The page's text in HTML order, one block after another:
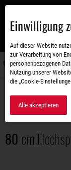
Zum
80 cm
Einwilligung
Auf dieser Website
zur Verarbeitung von
personenbezogenen
Nutzung unserer
die „Cookie-
Alle akzeptieren